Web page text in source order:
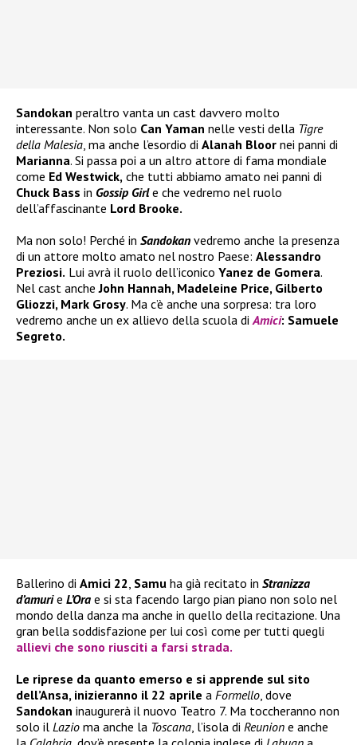
Sandokan peraltro vanta un cast davvero molto
interessante. Non solo Can Yaman nelle vesti della Tigre
della Malesia, ma anche l’esordio di Alanah Bloor nei panni di
Marianna. Si passa poi a un altro attore di fama mondiale
come Ed Westwick, che tutti abbiamo amato nei panni di
Chuck Bass in Gossip Girle che vedremo nel ruolo
dell’affascinante Lord Brooke.
Ma non solo! Perché in Sandokan vedremo anche la presenza
di un attore molto amato nel nostro Paese: Alessandro
Preziosi. Lui avrà il ruolo dell’iconico Yanez de Gomera.
Nel cast ancheJohn Hannah, Madeleine Price, Gilberto
Gliozzi, Mark Grosy. Ma c’è anche una sorpresa: tra loro
vedremo anche un ex allievo della scuola diAmici: Samuele
Segreto.
Ballerino di Amici 22, Samu ha già recitato in Stranizza
d’amurie L’Ora e si sta facendo largo pian piano non solo nel
mondo della danza ma anche in quello della recitazione. Una
gran bella soddisfazione per lui così come per tutti quegli
allievi che sono riusciti a farsi strada.
Le riprese da quanto emerso e si apprende sul sito
dell’Ansa, inizieranno il 22 aprile a Formello, dove
Sandokan inaugurerà il nuovo Teatro 7. Ma toccheranno non
solo il Lazio ma anche la Toscana, l’isola di Reunion e anche